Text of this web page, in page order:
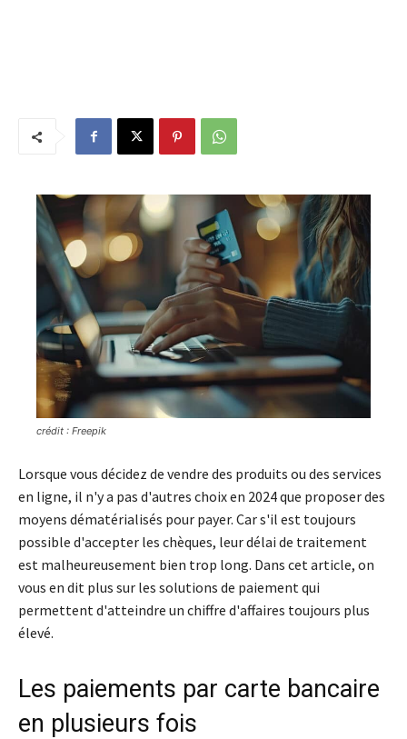
crédit : Freepik
Lorsque vous décidez de vendre des produits ou des services
en ligne, il n'y a pas d'autres choix en 2024 que proposer des
moyens dématérialisés pour payer. Car s'il est toujours
possible d'accepter les chèques, leur délai de traitement
est malheureusement bien trop long. Dans cet article, on
vous en dit plus sur les solutions de paiement qui
permettent d'atteindre un chiffre d'affaires toujours plus
élevé.
Les paiements par carte bancaire
en plusieurs fois